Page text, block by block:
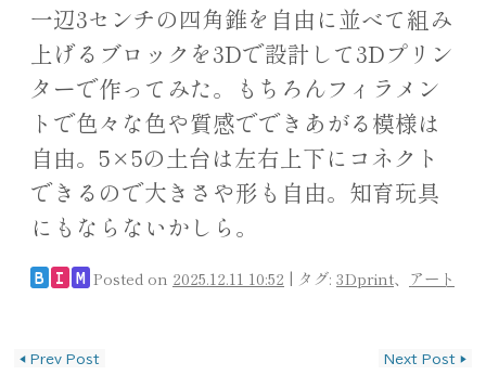
一辺3センチの四角錐を自由に並べて組み
上げるブロックを3Dで設計して3Dプリン
ターで作ってみた。もちろんフィラメン
トで色々な色や質感でできあがる模様は
自由。5×5の土台は左右上下にコネクト
できるので大きさや形も自由。知育玩具
にもならないかしら。
B I M Posted on 2025.12.11 10:52 | タグ: 3Dprint、 アート
◀ Prev Post Next Post ▶